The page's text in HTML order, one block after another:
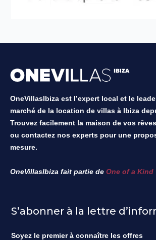
OneVillasIbiza est l’expert local et le
marché de la location de villas à Ibiza
Trouvez facilement la maison de vos
ou contactez nos experts pour une
mesure.
OneVillasIbiza fait partie de One of a Kind
S’abonner à la lettre
Soyez le premier à connaître les offres